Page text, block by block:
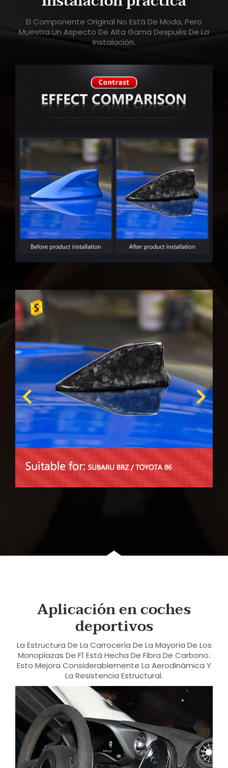
El Componente Original No Está De Moda, Pero
Muestra Un Aspecto De Alta Gama Después De La
Instalación.
Aplicación en coches
deportivos
La Estructura De La Carrocería De La Mayoría De Los
Monoplazas De F1 Está Hecha De Fibra De Carbono.
Esto Mejora Considerablemente La Aerodinámica Y
La Resistencia Estructural.